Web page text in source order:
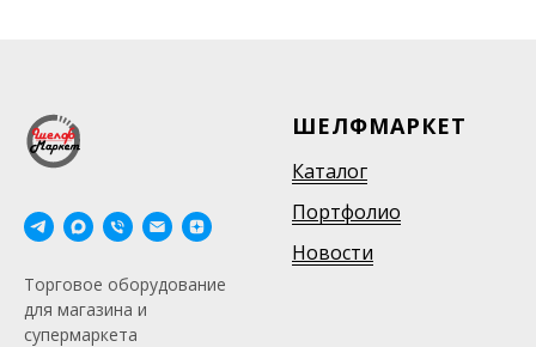
Торговое оборудование
для магазина и
супермаркета
ШЕЛФМАРКЕТ
Каталог
Портфолио
Новости